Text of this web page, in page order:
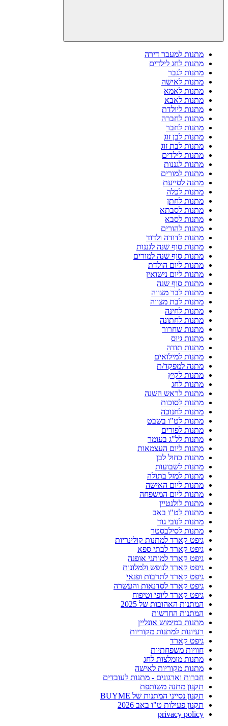
מתנות למעבר דירה
מתנות לחג לילדים
מתנות לגבר
מתנות לאישה
מתנות לאמא
מתנות לאבא
מתנות ליולדת
מתנות לחברה
מתנות לחבר
מתנות לבן זוג
מתנות לבת זוג
מתנות לילדים
מתנות לגננות
מתנות למורים
מתנה לסייעת
מתנות לכלה
מתנות לחתן
מתנות לסבתא
מתנות לסבא
מתנות להורים
מתנות לדודה ולדוד
מתנות סוף שנה לגננות
מתנות סוף שנה למורים
מתנות ליום הולדת
מתנות ליום נישואין
מתנות סוף שנה
מתנות לבר מצווה
מתנות לבת מצווה
מתנות לחינה
מתנות לחתונה
מתנות שחרור
מתנות גיוס
מתנות תודה
מתנות למילואים
מתנה למפקד/ת
מתנות לקיץ
מתנות לחג
מתנות לראש השנה
מתנות לסוכות
מתנות לחנוכה
מתנות לט"ו בשבט
מתנות לפורים
מתנות לל"ג בעומר
מתנות ליום העצמאות
מתנות כחול לבן
מתנות לשבועות
מתנות למזל בתולה
מתנות ליום האישה
מתנות ליום המשפחה
מתנות לולנטיין
מתנות לט"ו באב
מתנות לנובי גוד
מתנות לסילבסטר
גיפט קארד למתנות קולינריות
גיפט קארד לבתי ספא
גיפט קארד למותגי אופנה
גיפט קארד לנופש ולמלונות
גיפט קארד לתרבות ופנאי
גיפט קארד לסדנאות והעשרה
גיפט קארד ליופי וטיפוח
המתנות האהובות של 2025
המתנות החדשות
מתנות במימוש אונליין
רעיונות למתנות מקוריות
גיפט קארד
חוויות משפחתיות
מתנות מומלצות לחג
מתנות מקוריות לאישה
חברות וארגונים - מתנות לעובדים
תקנון מתנה משותפת
תקנון נסייני המתנות של BUYME
תקנון פעילות ט"ו באב 2026
privacy policy